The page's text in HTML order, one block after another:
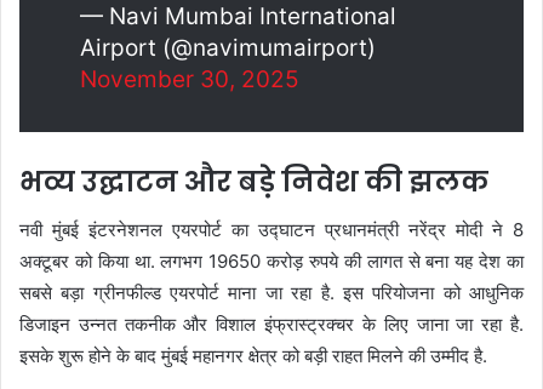
— Navi Mumbai International
Airport (@navimumairport)
November 30, 2025
भव्य उद्घाटन और बड़े निवेश की झलक
नवी मुंबई इंटरनेशनल एयरपोर्ट का उद्घाटन प्रधानमंत्री नरेंद्र मोदी ने 8
अक्टूबर को किया था. लगभग 19650 करोड़ रुपये की लागत से बना यह देश का
सबसे बड़ा ग्रीनफील्ड एयरपोर्ट माना जा रहा है. इस परियोजना को आधुनिक
डिजाइन उन्नत तकनीक और विशाल इंफ्रास्ट्रक्चर के लिए जाना जा रहा है.
इसके शुरू होने के बाद मुंबई महानगर क्षेत्र को बड़ी राहत मिलने की उम्मीद है.